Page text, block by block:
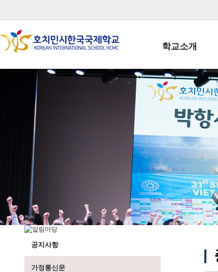
학교소개
학교장인사말
학생회장인사말
학교상징
학교 CI
교직원현황
학생현황
위치/전화
전경사진
공지사항
가정통신문